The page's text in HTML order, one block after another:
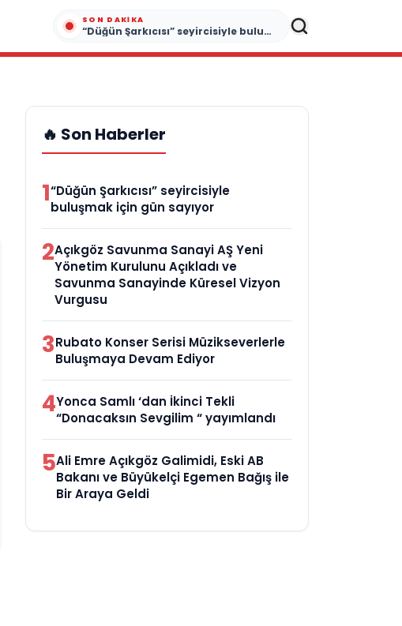
SON DAKIKA
“Düğün Şarkıcısı” seyircisiyle buluşmak için gün sayıyor
🔥 Son Haberler
1“Düğün Şarkıcısı” seyircisiyle
buluşmak için gün sayıyor
2Açıkgöz Savunma Sanayi AŞ Yeni
Yönetim Kurulunu Açıkladı ve
Savunma Sanayinde Küresel Vizyon
Vurgusu
3Rubato Konser Serisi Müzikseverlerle
Buluşmaya Devam Ediyor
4Yonca Samlı ‘dan İkinci Tekli
“Donacaksın Sevgilim “ yayımlandı
5Ali Emre Açıkgöz Galimidi, Eski AB
Bakanı ve Büyükelçi Egemen Bağış ile
Bir Araya Geldi